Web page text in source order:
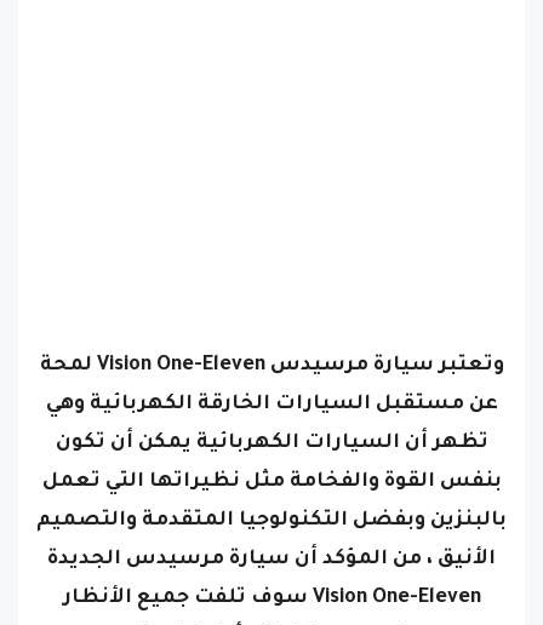
وتعتبر سيارة مرسيدس Vision One-Eleven لمحة
عن مستقبل السيارات الخارقة الكهربائية وهي
تظهر أن السيارات الكهربائية يمكن أن تكون
بنفس القوة والفخامة مثل نظيراتها التي تعمل
بالبنزين وبفضل التكنولوجيا المتقدمة والتصميم
الأنيق ، من المؤكد أن سيارة مرسيدس الجديدة
Vision One-Eleven سوف تلفت جميع الأنظار